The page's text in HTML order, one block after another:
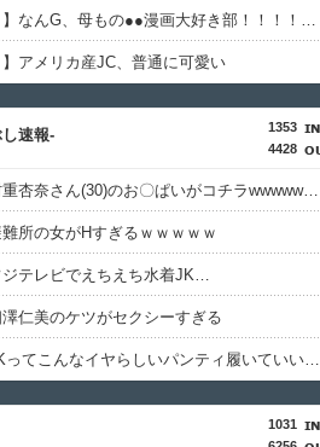
【画像あり】なんG、母もの●●漫画大好き部！！！！！！
】アメリカ産JC、普通に可愛い
1353
4428
速報-
【画像】村重杏奈さん(30)のお〇ぱいがコチラwwwwwwwwwwww
難所の女がHすぎるｗｗｗｗｗ
ジテレビでえちえち水着JK…
澤仁美のケツがセクシーすぎる
【画像】JKってこんなイヤらしいパンティ履いていいの？ｗｗｗｗｗ
1031